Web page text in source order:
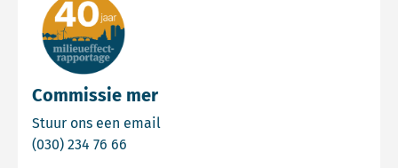
Commissie mer
Stuur ons een email
(030) 234 76 66